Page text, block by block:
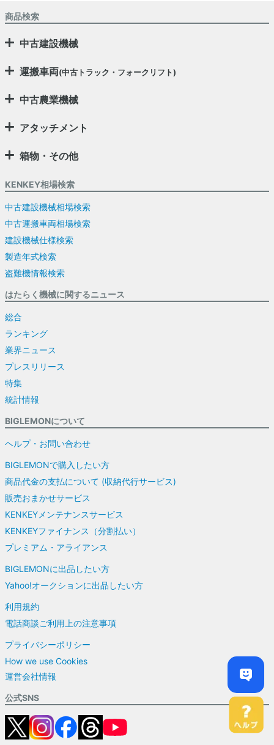
商品検索
中古建設機械
運搬車両(中古トラック・フォークリフト)
中古農業機械
アタッチメント
箱物・その他
KENKEY相場検索
中古建設機械相場検索
中古運搬車両相場検索
建設機械仕様検索
製造年式検索
盗難機情報検索
はたらく機械に関するニュース
総合
ランキング
業界ニュース
プレスリリース
特集
統計情報
BIGLEMONについて
ヘルプ・お問い合わせ
BIGLEMONで購入したい方
商品代金の支払について (収納代行サービス)
販売おまかせサービス
KENKEYメンテナンスサービス
KENKEYファイナンス（分割払い）
プレミアム・アライアンス
BIGLEMONに出品したい方
Yahoo!オークションに出品したい方
利用規約
電話商談ご利用上の注意事項
プライバシーポリシー
How we use Cookies
運営会社情報
公式SNS